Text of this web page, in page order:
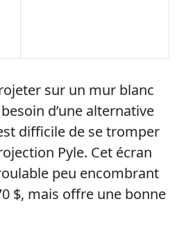
sur un mur blanc
d’une alternative
difficile de se tromper
Pyle. Cet écran
peu encombrant
$, mais offre une bonne